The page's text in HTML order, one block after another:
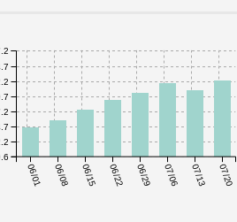
06/01 06/08 06/15 06/22 06/29 07/06 07/13 07/20